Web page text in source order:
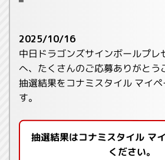
2025/10/16
中日ドラゴンズサインボールプレ
へ、たくさんのご応募ありがとう
抽選結果をコナミスタイル マイ
す。
抽選結果はコナミスタイル マ
ください。